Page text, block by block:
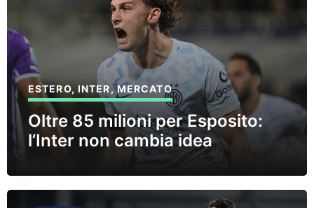
ESTERO, INTER,MERCATO
Oltre 85 milioni per Esposito:
l’Inter non cambia idea